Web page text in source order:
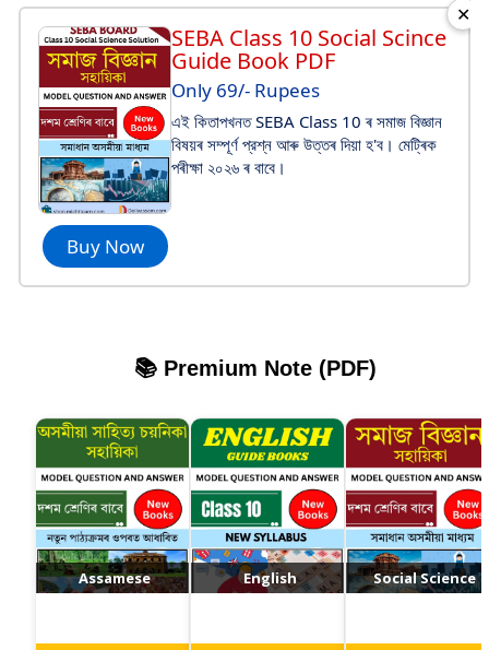
Buy Now
SEBA Class 10 Social Scince
Guide Book PDF
Only 69/- Rupees
এই কিতাপখনত SEBA Class 10 ৰ সমাজ বিজ্ঞান
বিষয়ৰ সম্পূর্ণ প্রশ্ন আৰু উত্তৰ দিয়া হ'ব। মেট্ৰিক
পৰীক্ষা ২০২৬ ৰ বাবে।
✕
📚 Premium Note (PDF)
Assamese English Social Science